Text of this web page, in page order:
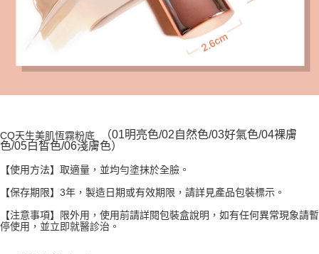
CQ天生美肌恆霧粉底
（01明亮色/02自然色/03好氣色/04裸膚
色/05白皙色/06淺膚色）
【使用方法】取適量，並均勻塗抹於全臉。
【保存期限】3年，製造日期或有效期限，請詳見產品包裝標示。
【注意事項】限外用，使用前請詳閱包裝盒說明，如有任何異常現象請暫
停使用，並立即就醫診治。